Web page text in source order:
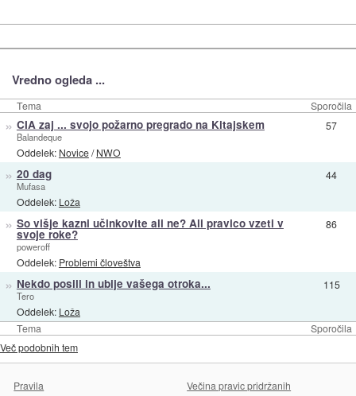
Vredno ogleda ...
Tema Sporočila
Tema Sporočila
» CIA zaj ... svojo požarno pregrado na Kitajskem
Balandeque
Oddelek: Novice/NWO
57
» 20 dag
Mufasa
Oddelek: Loža
44
» So višje kazni učinkovite ali ne? Ali pravico vzeti v
svoje roke?
poweroff
Oddelek: Problemi človeštva
86
» Nekdo posili in ubije vašega otroka...
Tero
Oddelek: Loža
115
Več podobnih tem
Pravila Večina pravic pridržanih